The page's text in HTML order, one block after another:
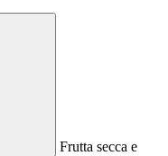
Frutta secca e